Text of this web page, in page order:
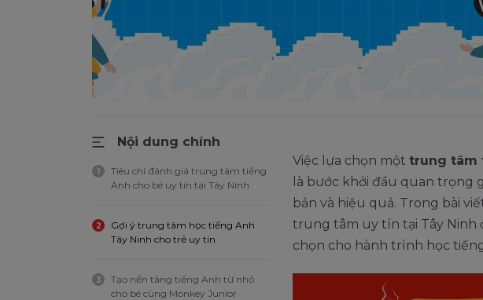
Nội dung chính
1
Tiêu chí đánh giá trung tâm tiếng
Anh cho bé uy tín tại Tây Ninh
2
Gợi ý trung tâm học tiếng Anh
Tây Ninh cho trẻ uy tín
3
Tạo nền tảng tiếng Anh từ nhỏ
cho bé cùng Monkey Junior
Việc lựa chọn một trung tâm
là bước khởi đầu quan trọng
bản và hiệu quả. Trong bài
trung tâm uy tín tại Tây
chọn cho hành trình học